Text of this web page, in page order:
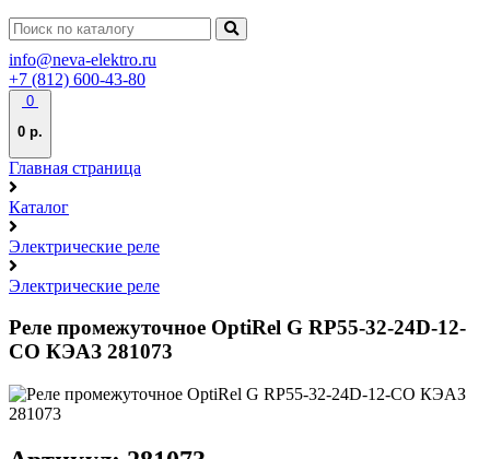
info@neva-elektro.ru
+7 (812) 600-43-80
0
0 р.
Главная страница
Каталог
Электрические реле
Электрические реле
Реле промежуточное OptiRel G RP55-32-24D-12-
CO КЭАЗ 281073